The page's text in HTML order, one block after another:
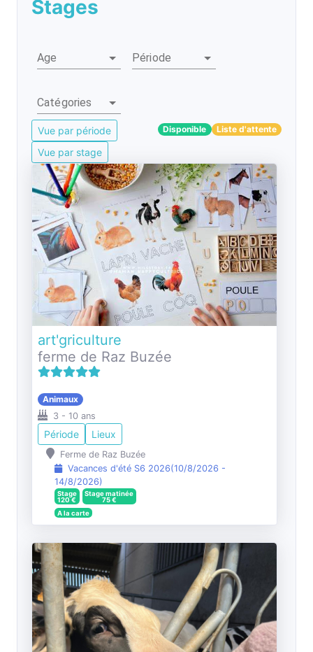
Stages
Age Période
Catégories
Vue par période
Vue par stage
Disponible Liste d'attente
art'griculture
ferme de Raz Buzée
Animaux
3 - 10 ans
Période Lieux
Ferme de Raz Buzée
Vacances d'été S6 2026(10/8/2026 -
14/8/2026)
Stage
120€
Stage matinée
75€
A la carte